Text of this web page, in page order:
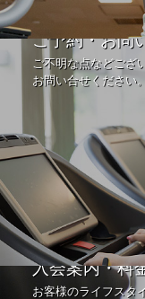
ご予約・お問
ご不明な点などござ
お問い合せください。
入会案内・料
お客様のライフスタ